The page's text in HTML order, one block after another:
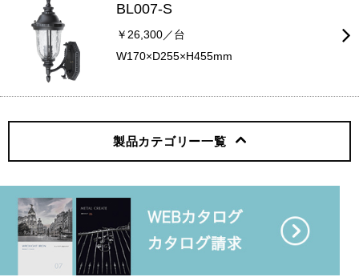
BL007-S
￥26,300／台
W170×D255×H455mm
製品カテゴリー一覧